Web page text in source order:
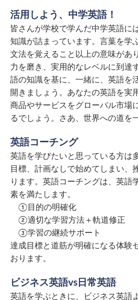
活用しよう、中学英語！
皆さんが学校で学んだ中学英語に
知識が詰まっています。言葉を学
文法を覚えること以上の意味があ
力を磨き、実用的なレベルに到達
語の知識を基に、一緒に、英語を
開きましょう。あなたの英語を実
商品やサービスをグローバル市場
るでしょう。さあ、世界への道を
英語コーチング
英語を学びたいと思っている方は
目標、計画なしで始めてしまい、
ります。英語コーチングは、英語
素を満たします。
①目的の明確化
②適切な学習方法＋軌道修正
③学習の継続サポート
達成目標と道筋が明確になる体験
おります。
ビジネス英語vs日常英語
英語を学ぶときに、ビジネス英語